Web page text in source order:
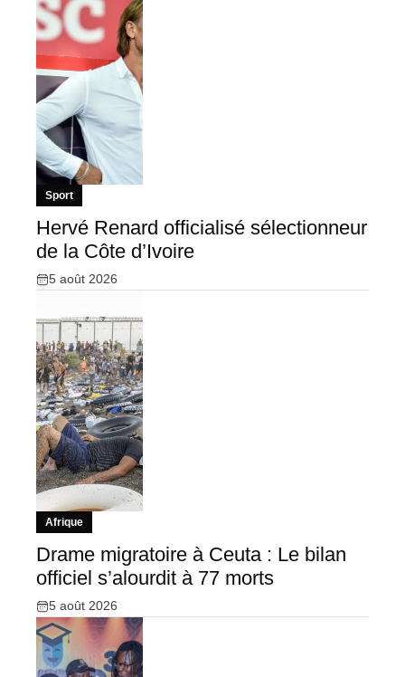
Sport
Hervé Renard officialisé sélectionneur
de la Côte d’Ivoire
5 août 2026
Afrique
Drame migratoire à Ceuta : Le bilan
officiel s’alourdit à 77 morts
5 août 2026